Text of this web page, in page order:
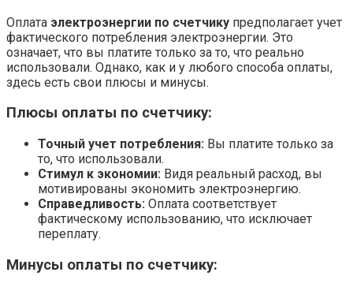
Оплата электроэнергии по счетчику предполагает учет
фактического потребления электроэнергии. Это
означает, что вы платите только за то, что реально
использовали. Однако, как и у любого способа оплаты,
здесь есть свои плюсы и минусы.
Плюсы оплаты по счетчику:
Точный учет потребления: Вы платите только за
то, что использовали.
Стимул к экономии: Видя реальный расход, вы
мотивированы экономить электроэнергию.
Справедливость: Оплата соответствует
фактическому использованию, что исключает
переплату.
Минусы оплаты по счетчику: